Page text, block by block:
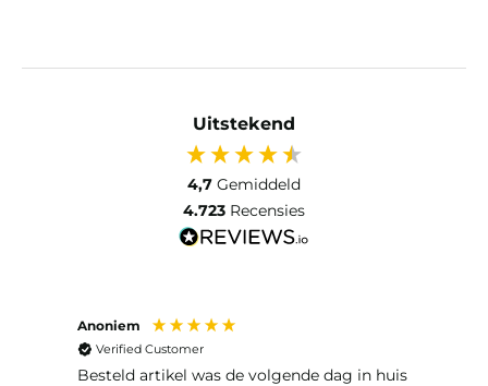
Uitstekend
4,7 Gemiddeld
4.723 Recensies
Anoniem
Verified Customer
Besteld artikel was de volgende dag in huis